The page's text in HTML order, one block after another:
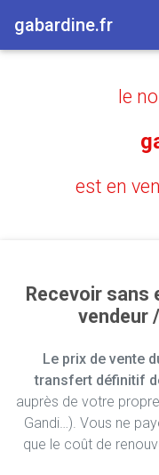
gabardine.fr
le
est en
Recevoir sans
vendeur /
Le prix de vente
transfert définitif
auprès de votre
Gandi…). Vous ne
que le coût de